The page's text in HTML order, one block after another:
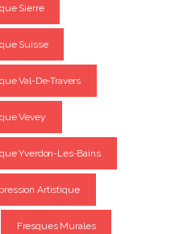
Sierre
Suisse
Val-De-Travers
Vevey
Yverdon-Les-Bains
Artistique
Fresques Murales